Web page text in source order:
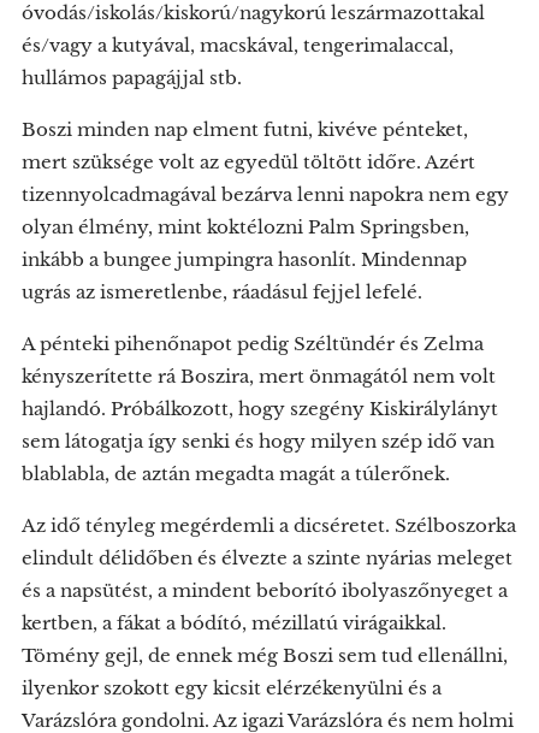
óvodás/iskolás/kiskorú/nagykorú leszármazottakal
és/vagy a kutyával, macskával, tengerimalaccal,
hullámos papagájjal stb.
Boszi minden nap elment futni, kivéve pénteket,
mert szüksége volt az egyedül töltött időre. Azért
tizennyolcadmagával bezárva lenni napokra nem egy
olyan élmény, mint koktélozni Palm Springsben,
inkább a bungee jumpingra hasonlít. Mindennap
ugrás az ismeretlenbe, ráadásul fejjel lefelé.
A pénteki pihenőnapot pedig Széltündér és Zelma
kényszerítette rá Boszira, mert önmagától nem volt
hajlandó. Próbálkozott, hogy szegény Kiskirálylányt
sem látogatja így senki és hogy milyen szép idő van
blablabla, de aztán megadta magát a túlerőnek.
Az idő tényleg megérdemli a dicséretet. Szélboszorka
elindult délidőben és élvezte a szinte nyárias meleget
és a napsütést, a mindent beborító ibolyaszőnyeget a
kertben, a fákat a bódító, mézillatú virágaikkal.
Tömény gejl, de ennek még Boszi sem tud ellenállni,
ilyenkor szokott egy kicsit elérzékenyülni és a
Varázslóra gondolni. Az igazi Varázslóra és nem holmi